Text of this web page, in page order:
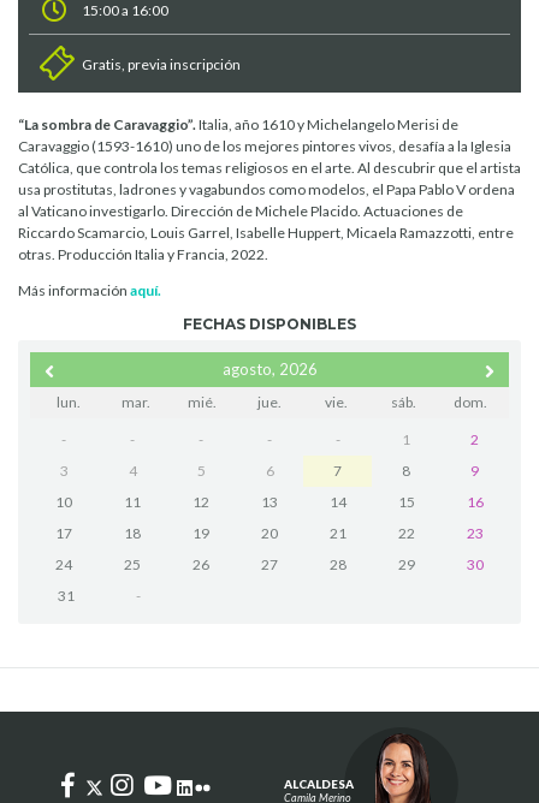
15:00 a 16:00
Gratis, previa inscripción
“La sombra de Caravaggio”.Italia, año 1610 y Michelangelo Merisi de
Caravaggio (1593-1610) uno de los mejores pintores vivos, desafía a la Iglesia
Católica, que controla los temas religiosos en el arte. Al descubrir que el artista
usa prostitutas, ladrones y vagabundos como modelos, el Papa Pablo V ordena
al Vaticano investigarlo. Dirección de Michele Placido. Actuaciones de
Riccardo Scamarcio, Louis Garrel, Isabelle Huppert, Micaela Ramazzotti, entre
otras. Producción Italia y Francia, 2022.
Más información aquí.
FECHAS DISPONIBLES
agosto, 2026
lun. mar. mié. jue. vie. sáb. dom.
- - - - - 1
2
3
4 5 6 7 8
9
10
11 12 13 14 15
16
17
18 19 20 21 22
23
24
25 26 27 28 29
30
31
-
ALCALDESA
Camila Merino